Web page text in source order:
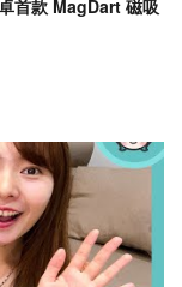
首款 MagDart 磁吸